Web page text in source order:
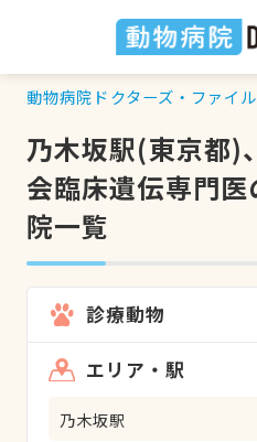
動物病院ドクターズ・ファイル
乃木坂駅(東京都)
会臨床遺伝専門
院一覧
診療動物
エリア・駅
乃木坂駅